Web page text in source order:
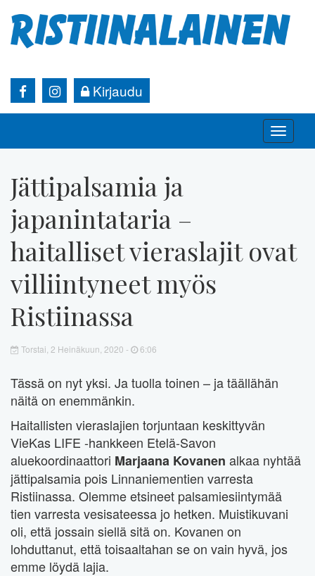
Kirjaudu
Toggle
Jättipalsamia ja
japanintataria –
haitalliset vieraslajit ovat
villiintyneet myös
Ristiinassa
Torstai, 2 Heinäkuun, 2020 - 6:06
Tässä on nyt yksi. Ja tuolla toinen – ja täällähän
näitä on enemmänkin.
Haitallisten vieraslajien torjuntaan keskittyvän
VieKas LIFE -hankkeen Etelä-Savon
aluekoordinaattori Marjaana Kovanen alkaa nyhtää
jättipalsamia pois Linnaniementien varresta
Ristiinassa. Olemme etsineet palsamiesiintymää
tien varresta vesisateessa jo hetken. Muistikuvani
oli, että jossain siellä sitä on. Kovanen on
lohduttanut, että toisaaltahan se on vain hyvä, jos
emme löydä lajia.